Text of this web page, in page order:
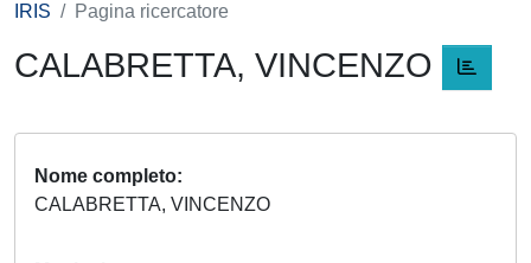
IRIS Pagina ricercatore
CALABRETTA, VINCENZO
Nome completo
CALABRETTA, VINCENZO